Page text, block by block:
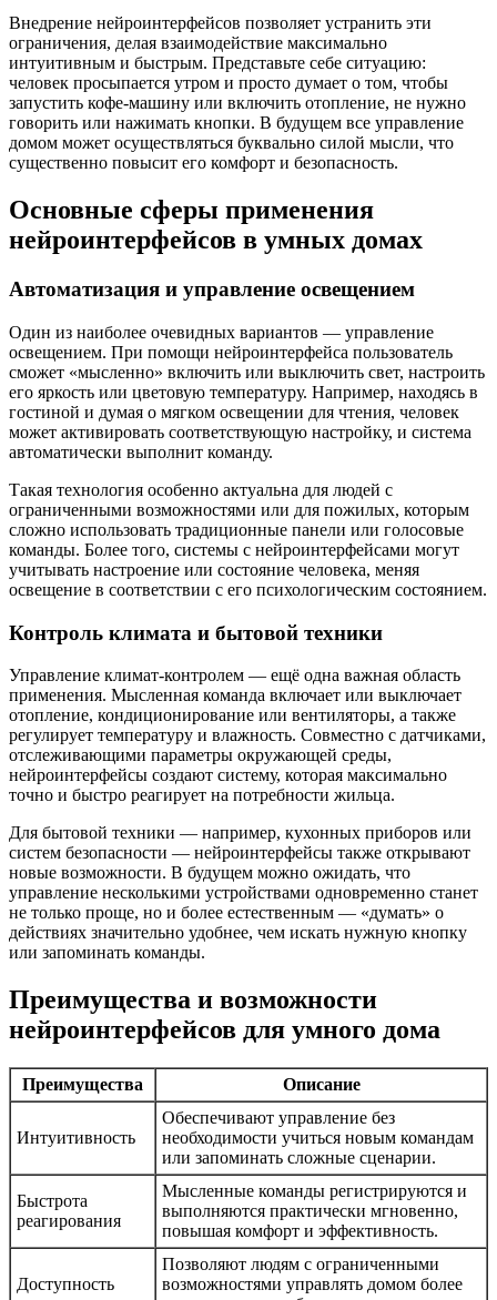
Внедрение нейроинтерфейсов позволяет устранить эти
ограничения, делая взаимодействие максимально
интуитивным и быстрым. Представьте себе ситуацию:
человек просыпается утром и просто думает о том, чтобы
запустить кофе-машину или включить отопление, не нужно
говорить или нажимать кнопки. В будущем все управление
домом может осуществляться буквально силой мысли, что
существенно повысит его комфорт и безопасность.
Основные сферы применения
нейроинтерфейсов в умных домах
Автоматизация и управление освещением
Один из наиболее очевидных вариантов — управление
освещением. При помощи нейроинтерфейса пользователь
сможет «мысленно» включить или выключить свет, настроить
его яркость или цветовую температуру. Например, находясь в
гостиной и думая о мягком освещении для чтения, человек
может активировать соответствующую настройку, и система
автоматически выполнит команду.
Такая технология особенно актуальна для людей с
ограниченными возможностями или для пожилых, которым
сложно использовать традиционные панели или голосовые
команды. Более того, системы с нейроинтерфейсами могут
учитывать настроение или состояние человека, меняя
освещение в соответствии с его психологическим состоянием.
Контроль климата и бытовой техники
Управление климат-контролем — ещё одна важная область
применения. Мысленная команда включает или выключает
отопление, кондиционирование или вентиляторы, а также
регулирует температуру и влажность. Совместно с датчиками,
отслеживающими параметры окружающей среды,
нейроинтерфейсы создают систему, которая максимально
точно и быстро реагирует на потребности жильца.
Для бытовой техники — например, кухонных приборов или
систем безопасности — нейроинтерфейсы также открывают
новые возможности. В будущем можно ожидать, что
управление несколькими устройствами одновременно станет
не только проще, но и более естественным — «думать» о
действиях значительно удобнее, чем искать нужную кнопку
или запоминать команды.
Преимущества и возможности
нейроинтерфейсов для умного дома
Преимущества Описание
Интуитивность
Обеспечивают управление без
необходимости учиться новым командам
или запоминать сложные сценарии.
Быстрота
реагирования
Мысленные команды регистрируются и
выполняются практически мгновенно,
повышая комфорт и эффективность.
Доступность
Позволяют людям с ограниченными
возможностями управлять домом более